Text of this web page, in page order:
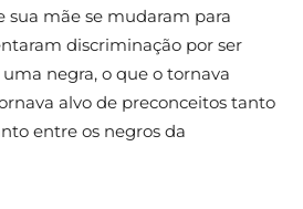
sua mãe se mudaram para
discriminação por ser
negra, o que o tornava
alvo de preconceitos tanto
entre os negros da